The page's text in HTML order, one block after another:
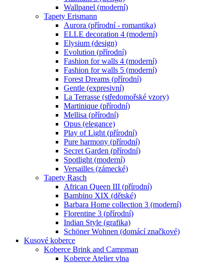
Wallpanel (moderní)
Tapety Erismann
Aurora (přírodní - romantika)
ELLE decoration 4 (moderní)
Elysium (design)
Evolution (přírodní)
Fashion for walls 4 (moderní)
Fashion for walls 5 (moderní)
Forest Dreams (přírodní)
Gentle (expresivní)
La Terrasse (středomořské vzory)
Martinique (přírodní)
Mellisa (přírodní)
Opus (elegance)
Play of Light (přírodní)
Pure harmony (přírodní)
Secret Garden (přírodní)
Spotlight (moderní)
Versailles (zámecké)
Tapety Rasch
African Queen III (přírodní)
Bambino XIX (dětské)
Barbara Home collection 3 (moderní)
Florentine 3 (přírodní)
Indian Style (grafika)
Schöner Wohnen (domácí značkové)
Kusové koberce
Koberce Brink and Campman
Koberce Atelier vlna